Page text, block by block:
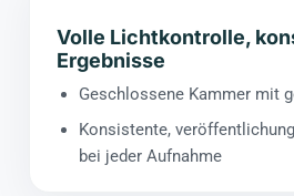
Volle Lichtkontrolle,
Ergebnisse
Geschlossene Kammer mit
Konsistente,
bei jeder Aufnahme